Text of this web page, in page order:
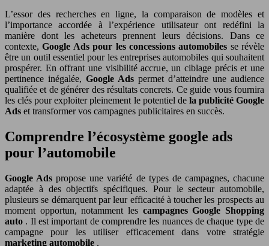
L’essor des recherches en ligne, la comparaison de modèles et
l’importance accordée à l’expérience utilisateur ont redéfini la
manière dont les acheteurs prennent leurs décisions. Dans ce
contexte,Google Ads pour les concessions automobiles se révèle
être un outil essentiel pour les entreprises automobiles qui souhaitent
prospérer. En offrant une visibilité accrue, un ciblage précis et une
pertinence inégalée, Google Ads permet d’atteindre une audience
qualifiée et de générer des résultats concrets. Ce guide vous fournira
les clés pour exploiter pleinement le potentiel de la publicité Google
Ads et transformer vos campagnes publicitaires en succès.
Comprendre l’écosystème google ads
pour l’automobile
Google Adspropose une variété de types de campagnes, chacune
adaptée à des objectifs spécifiques. Pour le secteur automobile,
plusieurs se démarquent par leur efficacité à toucher les prospects au
moment opportun, notamment les campagnes Google Shopping
auto . Il est important de comprendre les nuances de chaque type de
campagne pour les utiliser efficacement dans votre stratégie
marketing automobile .